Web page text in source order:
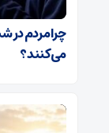
چرا مردم در
می‌کنند؟